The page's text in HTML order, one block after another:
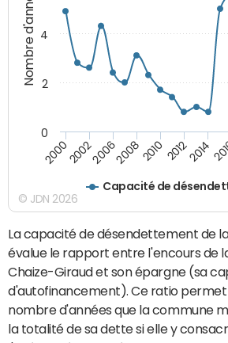
Nombre d'années
Capacité de
20002002200620082010 20122014
0
2
4
© JDN 2026
La capacité de désendettement de
évalue le rapport entre l'encours de
Chaize-Giraud et son épargne (sa
d'autofinancement). Ce ratio
nombre d'années que la commune
la totalité de sa dette si elle y